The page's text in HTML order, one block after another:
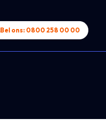
Bel ons: 0800 258 00 00